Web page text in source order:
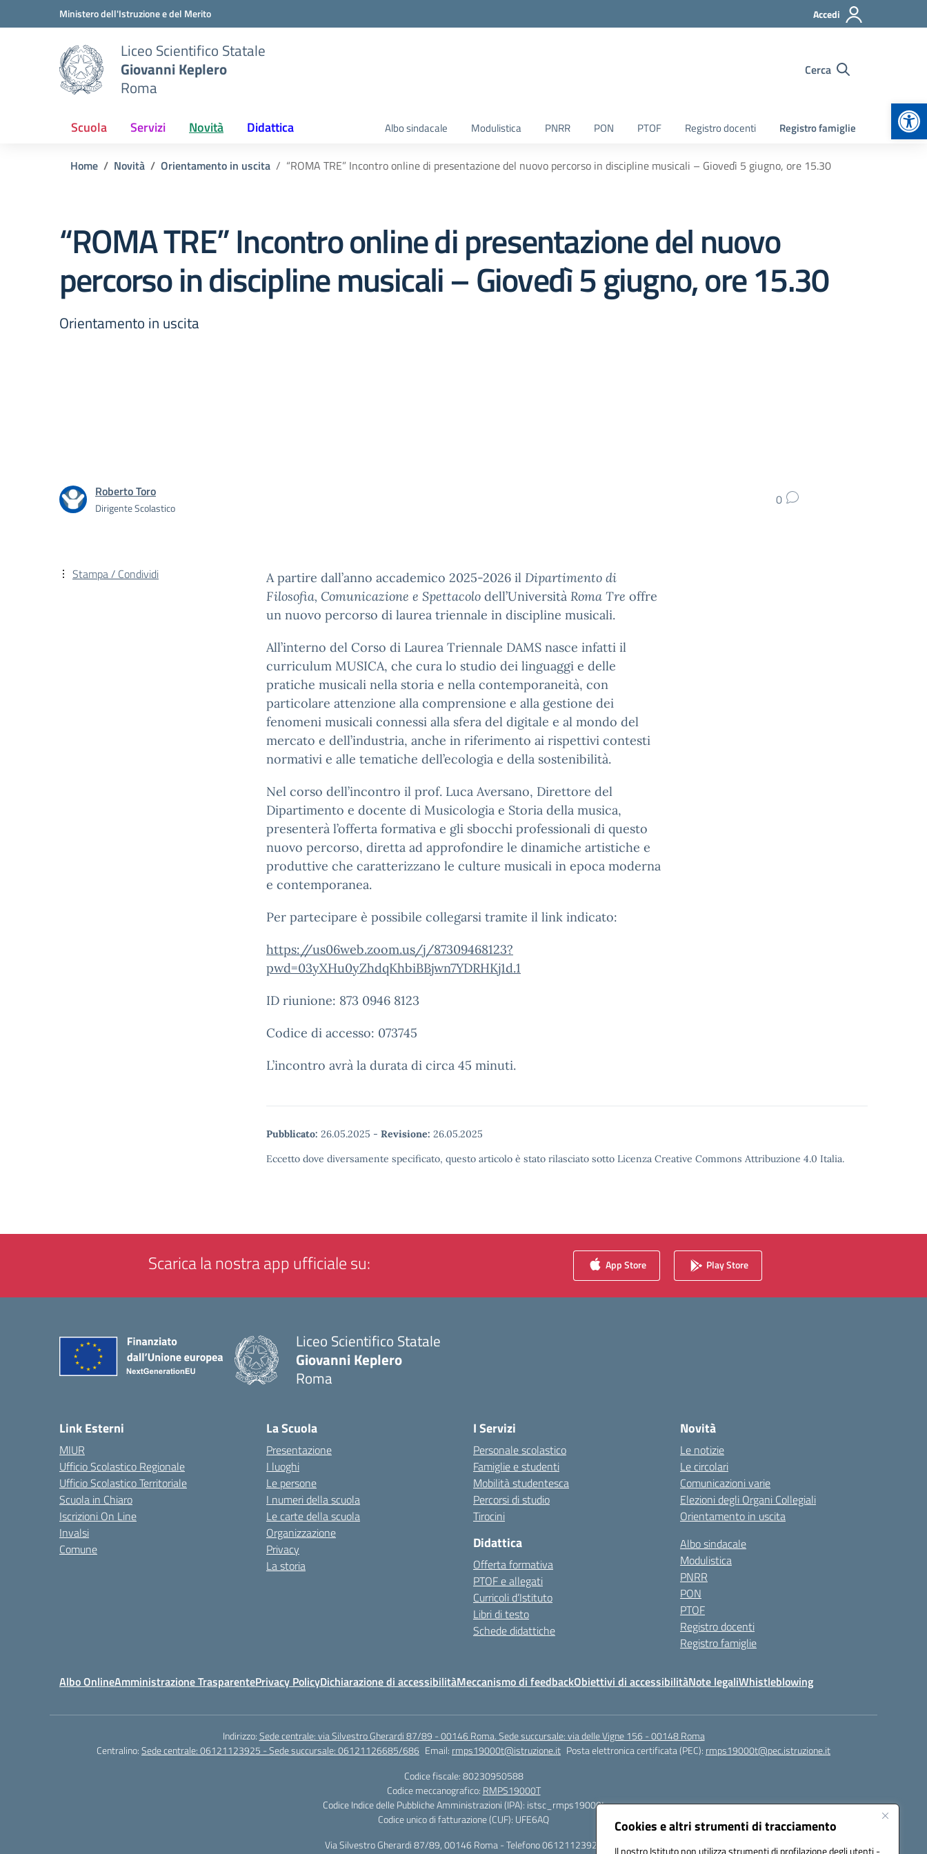
Cookies e altri strumenti di tracciamento
Il nostro Istituto non utilizza strumenti di profilazione degli utenti -
Vai ai contenuti
Vai al menu di navigazioneMinistero dell'Istruzione e del Merito Accedi
Liceo Scientifico Statale
Giovanni Keplero
Roma
Cerca
Scuola Servizi Novità Didattica Albo sindacale Modulistica PNRR PON PTOF Registro docenti Registro famiglie
Home Novità Orientamento in uscita “ROMA TRE” Incontro online di presentazione del nuovo percorso in discipline musicali – Giovedì 5 giugno, ore 15.30
“ROMA TRE” Incontro online di presentazione del nuovo
percorso in discipline musicali – Giovedì 5 giugno, ore 15.30
Orientamento in uscita
Roberto Toro
Dirigente Scolastico 0
A partire dall’anno accademico 2025-2026 il Dipartimento di
Filosofia, Comunicazione e Spettacolo dell’Università Roma Tre offre
un nuovo percorso di laurea triennale in discipline musicali.
All’interno del Corso di Laurea Triennale DAMS nasce infatti il
curriculum MUSICA, che cura lo studio dei linguaggi e delle
pratiche musicali nella storia e nella contemporaneità, con
particolare attenzione alla comprensione e alla gestione dei
fenomeni musicali connessi alla sfera del digitale e al mondo del
mercato e dell’industria, anche in riferimento ai rispettivi contesti
normativi e alle tematiche dell’ecologia e della sostenibilità.
Nel corso dell’incontro il prof. Luca Aversano, Direttore del
Dipartimento e docente di Musicologia e Storia della musica,
presenterà l’offerta formativa e gli sbocchi professionali di questo
nuovo percorso, diretta ad approfondire le dinamiche artistiche e
produttive che caratterizzano le culture musicali in epoca moderna
e contemporanea.
Per partecipare è possibile collegarsi tramite il link indicato:
https://us06web.zoom.us/j/87309468123?
pwd=03yXHu0yZhdqKhbiBBjwn7YDRHKj1d.1
ID riunione: 873 0946 8123
Codice di accesso: 073745
L’incontro avrà la durata di circa 45 minuti.
Pubblicato: 26.05.2025 - Revisione: 26.05.2025
Eccetto dove diversamente specificato, questo articolo è stato rilasciato sotto Licenza Creative Commons Attribuzione 4.0 Italia.
Stampa / Condividi
Scarica la nostra app ufficiale su: App Store Play Store
Liceo Scientifico Statale
Giovanni Keplero
Roma
Link Esterni
MIUR
Ufficio Scolastico Regionale
Ufficio Scolastico Territoriale
Scuola in Chiaro
Iscrizioni On Line
Invalsi
Comune
La Scuola
Presentazione
I luoghi
Le persone
I numeri della scuola
Le carte della scuola
Organizzazione
Privacy
La storia
I Servizi
Personale scolastico
Famiglie e studenti
Mobilità studentesca
Percorsi di studio
Tirocini
Didattica
Offerta formativa
PTOF e allegati
Curricoli d’Istituto
Libri di testo
Schede didattiche
Novità
Le notizie
Le circolari
Comunicazioni varie
Elezioni degli Organi Collegiali
Orientamento in uscita
Albo sindacale
Modulistica
PNRR
PON
PTOF
Registro docenti
Registro famiglie
Albo OnlineAmministrazione TrasparentePrivacy PolicyDichiarazione di accessibilitàMeccanismo di feedbackObiettivi di accessibilitàNote legaliWhistleblowing
Indirizzo:Sede centrale: via Silvestro Gherardi 87/89 - 00146 Roma. Sede succursale: via delle Vigne 156 - 00148 Roma
Centralino:Sede centrale: 06121123925 - Sede succursale: 06121126685/686 Email: rmps19000t@istruzione.it Posta elettronica certificata (PEC): rmps19000t@pec.istruzione.it
Codice fiscale: 80230950588
Codice meccanografico: RMPS19000T
Codice Indice delle Pubbliche Amministrazioni (IPA): istsc_rmps19000t
Codice unico di fatturazione (CUF): UFE6AQ
Via Silvestro Gherardi 87/89, 00146 Roma - Telefono 06121123925